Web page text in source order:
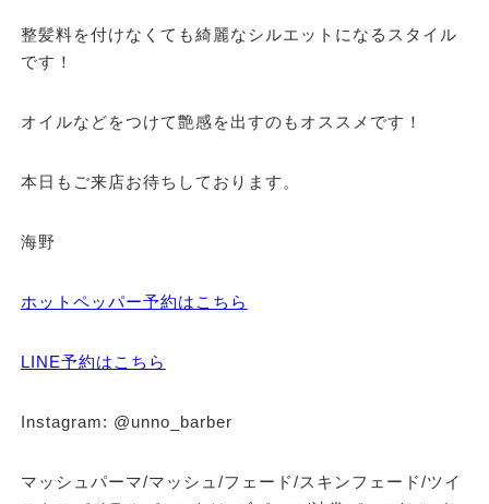
整髪料を付けなくても綺麗なシルエットになるスタイル
です！
オイルなどをつけて艶感を出すのもオススメです！
本日もご来店お待ちしております。
海野
ホットペッパー予約はこちら
LINE予約はこちら
Instagram: @unno_barber
マッシュパーマ/マッシュ/フェード/スキンフェード/ツイ